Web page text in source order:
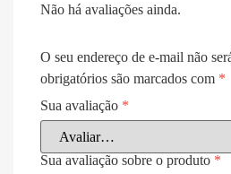
Não há avaliações ainda.
O seu endereço de e-mail não
obrigatórios são marcados com *
Sua avaliação *
Sua avaliação sobre o produto *